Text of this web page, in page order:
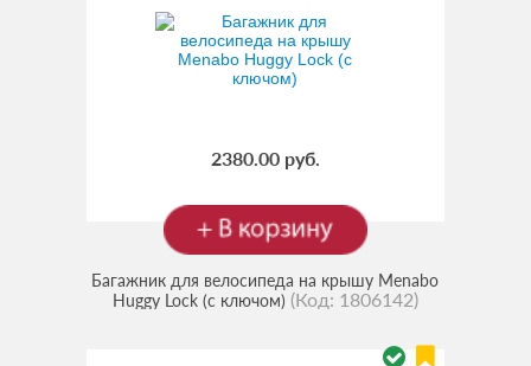
2380.00 руб.
Багажник для велосипеда на крышу Menabo
Huggy Lock (с ключом) (Код: 1806142)